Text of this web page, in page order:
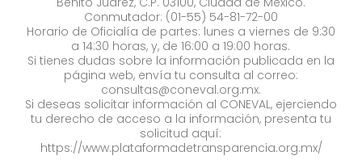
Conmutador: (01-55) 54-81-72-00
Horario de Oficialía de partes: lunes a viernes de 9:30
a 14:30 horas, y, de 16:00 a 19:00 horas.
Si tienes dudas sobre la información publicada en la
página web, envía tu consulta al correo:
consultas@coneval.org.mx.
Si deseas solicitar información al CONEVAL, ejerciendo
tu derecho de acceso a la información, presenta tu
solicitud aquí:
https://www.plataformadetransparencia.org.mx/